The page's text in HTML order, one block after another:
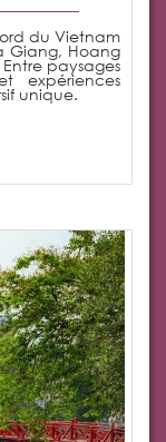
du Vietnam
Giang, Hoang
paysages
expériences
unique.